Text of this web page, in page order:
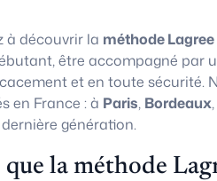
à découvrir la méthode Lagree
être accompagné par
et en toute sécurité.
en France : à Paris, Bordeaux,
dernière génération.
que la méthode